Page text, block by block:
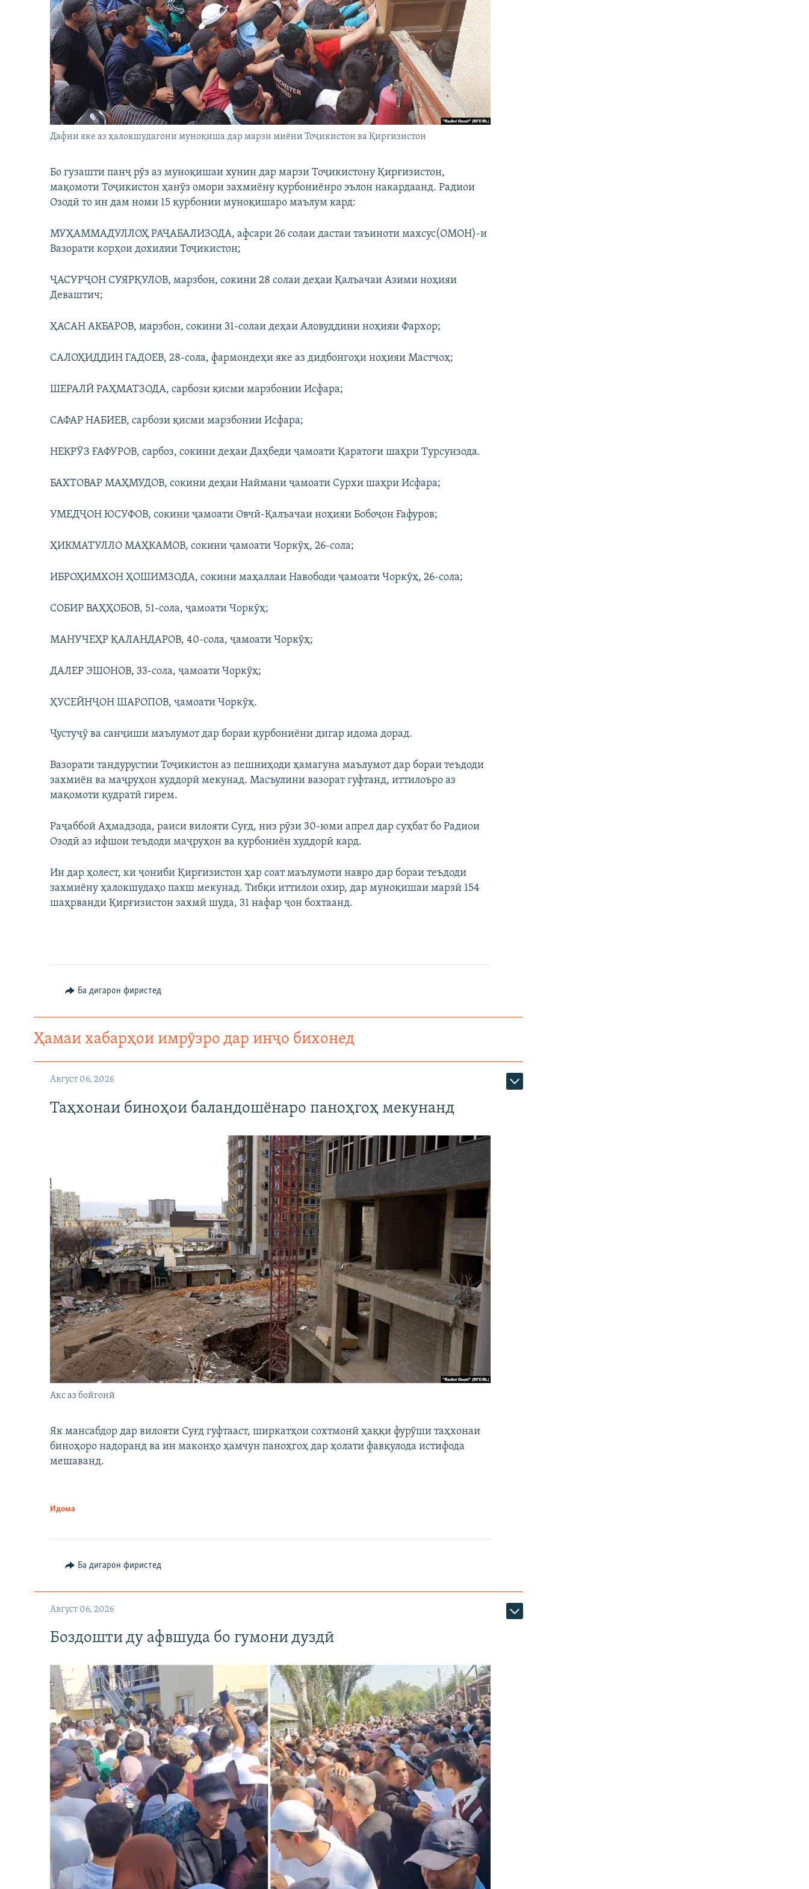
Дафни яке аз ҳалокшудагони муноқиша дар марзи миёни Тоҷикистон ва Қирғизистон
Бо гузашти панҷ рӯз аз муноқишаи хунин дар марзи Тоҷикистону Қирғизистон,
мақомоти Тоҷикистон ҳанӯз омори захмиёну қурбониёнро эълон накардаанд. Радиои
Озодӣ то ин дам номи 15 қурбонии муноқишаро маълум кард:
МУҲАММАДУЛЛОҲ РАҶАБАЛИЗОДА, афсари 26 солаи дастаи таъиноти махсус(ОМОН)-и
Вазорати корҳои дохилии Тоҷикистон;
ҶАСУРҶОН СУЯРҚУЛОВ, марзбон, сокини 28 солаи деҳаи Қалъачаи Азими ноҳияи
Деваштич;
ҲАСАН АКБАРОВ, марзбон, сокини 31-солаи деҳаи Аловуддини ноҳияи Фархор;
САЛОҲИДДИН ГАДОЕВ, 28-сола, фармондеҳи яке аз дидбонгоҳи ноҳияи Мастчоҳ;
ШЕРАЛӢ РАҲМАТЗОДА, сарбози қисми марзбонии Исфара;
САФАР НАБИЕВ, сарбози қисми марзбонии Исфара;
НЕКРӮЗ ҒАФУРОВ, сарбоз, сокини деҳаи Даҳбеди ҷамоати Қаратоғи шаҳри Турсунзода.
БАХТОВАР МАҲМУДОВ, сокини деҳаи Наймани ҷамоати Сурхи шаҳри Исфара;
УМЕДҶОН ЮСУФОВ, сокини ҷамоати Овчӣ-Қалъачаи ноҳияи Бобоҷон Ғафуров;
ҲИКМАТУЛЛО МАҲКАМОВ, сокини ҷамоати Чоркӯҳ, 26-сола;
ИБРОҲИМХОН ҲОШИМЗОДА, сокини маҳаллаи Навободи ҷамоати Чоркӯҳ, 26-сола;
СОБИР ВАҲҲОБОВ, 51-сола, ҷамоати Чоркӯҳ;
МАНУЧЕҲР ҚАЛАНДАРОВ, 40-сола, ҷамоати Чоркӯҳ;
ДАЛЕР ЭШОНОВ, 33-сола, ҷамоати Чоркӯҳ;
ҲУСЕЙНҶОН ШАРОПОВ, ҷамоати Чоркӯҳ.
Ҷустуҷӯ ва санҷиши маълумот дар бораи қурбониёни дигар идома дорад.
Вазорати тандурустии Тоҷикистон аз пешниҳоди ҳамагуна маълумот дар бораи теъдоди
захмиён ва маҷруҳон худдорӣ мекунад. Масъулини вазорат гуфтанд, иттилоъро аз
мақомоти қудратӣ гирем.
Раҷаббой Аҳмадзода, раиси вилояти Суғд, низ рӯзи 30-юми апрел дар суҳбат бо Радиои
Озодӣ аз ифшои теъдоди маҷруҳон ва қурбониён худдорӣ кард.
Ин дар ҳолест, ки ҷониби Қирғизистон ҳар соат маълумоти навро дар бораи теъдоди
захмиёну ҳалокшудаҳо пахш мекунад. Тибқи иттилои охир, дар муноқишаи марзӣ 154
шаҳрванди Қирғизистон захмӣ шуда, 31 нафар ҷон бохтаанд.
Ба дигарон фиристед
Ҳамаи хабарҳои имрӯзро дар инҷо бихонед
Август 06, 2026
Таҳхонаи биноҳои баландошёнаро паноҳгоҳ мекунанд
Акс аз бойгонӣ
Як мансабдор дар вилояти Суғд гуфтааст, ширкатҳои сохтмонӣ ҳаққи фурӯши таҳхонаи
биноҳоро надоранд ва ин маконҳо ҳамчун паноҳгоҳ дар ҳолати фавқулода истифода
мешаванд.
Идома
Ба дигарон фиристед
Август 06, 2026
Боздошти ду афвшуда бо гумони дуздӣ